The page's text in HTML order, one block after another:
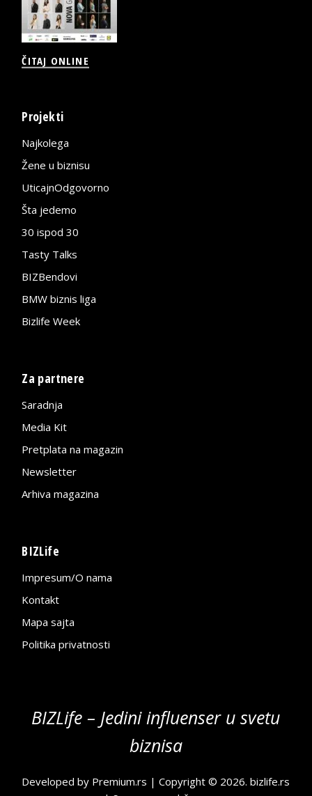
ČITAJ ONLINE
Projekti
Najkolega
Žene u biznisu
UticajnOdgovorno
Šta jedemo
30 ispod 30
Tasty Talks
BIZBendovi
BMW biznis liga
Bizlife Week
Za partnere
Saradnja
Media Kit
Pretplata na magazin
Newsletter
Arhiva magazina
BIZLife
Impresum/O nama
Kontakt
Mapa sajta
Politika privatnosti
BIZLife – Jedini influenser u svetu
biznisa
Developed by Premium.rs | Copyright © 2026.bizlife.rs